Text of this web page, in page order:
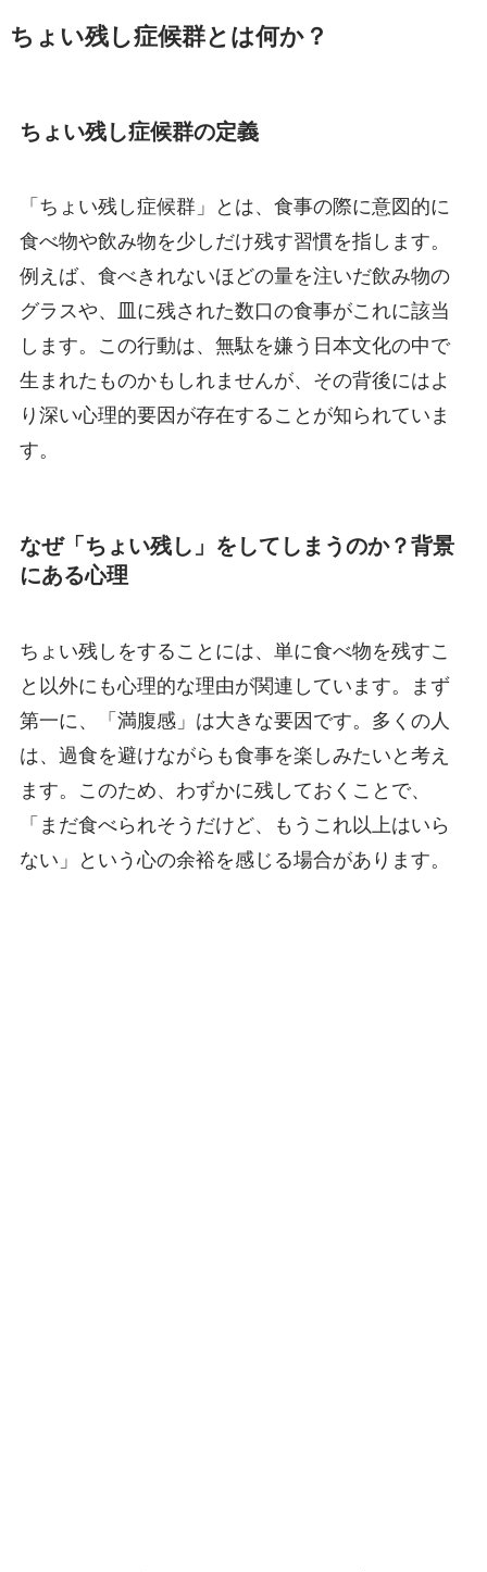
ちょい残し症候群とは何か？
ちょい残し症候群の定義
「ちょい残し症候群」とは、食事の際に意図的に
食べ物や飲み物を少しだけ残す習慣を指します。
例えば、食べきれないほどの量を注いだ飲み物の
グラスや、皿に残された数口の食事がこれに該当
します。この行動は、無駄を嫌う日本文化の中で
生まれたものかもしれませんが、その背後にはよ
り深い心理的要因が存在することが知られていま
す。
なぜ「ちょい残し」をしてしまうのか？背景
にある心理
ちょい残しをすることには、単に食べ物を残すこ
と以外にも心理的な理由が関連しています。まず
第一に、「満腹感」は大きな要因です。多くの人
は、過食を避けながらも食事を楽しみたいと考え
ます。このため、わずかに残しておくことで、
「まだ食べられそうだけど、もうこれ以上はいら
ない」という心の余裕を感じる場合があります。